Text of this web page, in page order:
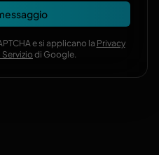
e si applicano la Privacy
Serviziodi Google.